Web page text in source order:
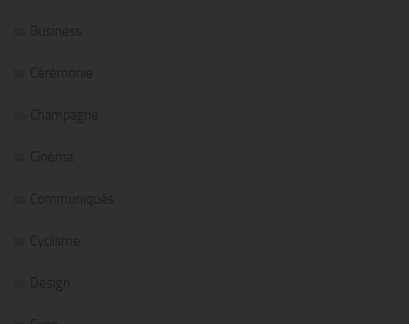
Business
Cérémonie
Champagne
Cinéma
Communiqués
Cyclisme
Design